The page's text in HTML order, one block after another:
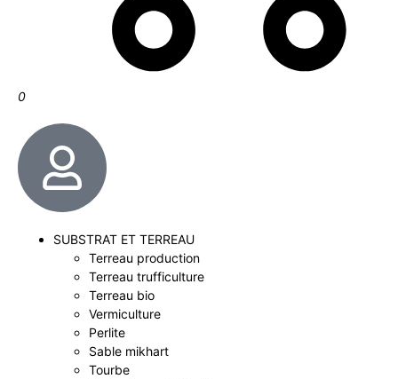
0
SUBSTRAT ET TERREAU
Terreau production
Terreau trufficulture
Terreau bio
Vermiculture
Perlite
Sable mikhart
Tourbe